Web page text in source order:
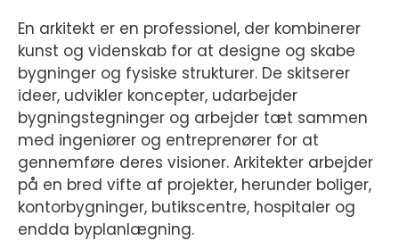
En arkitekt er en professionel, der kombinerer
kunst og videnskab for at designe og skabe
bygninger og fysiske strukturer. De skitserer
ideer, udvikler koncepter, udarbejder
bygningstegninger og arbejder tæt sammen
med ingeniører og entreprenører for at
gennemføre deres visioner. Arkitekter arbejder
på en bred vifte af projekter, herunder boliger,
kontorbygninger, butikscentre, hospitaler og
endda byplanlægning.